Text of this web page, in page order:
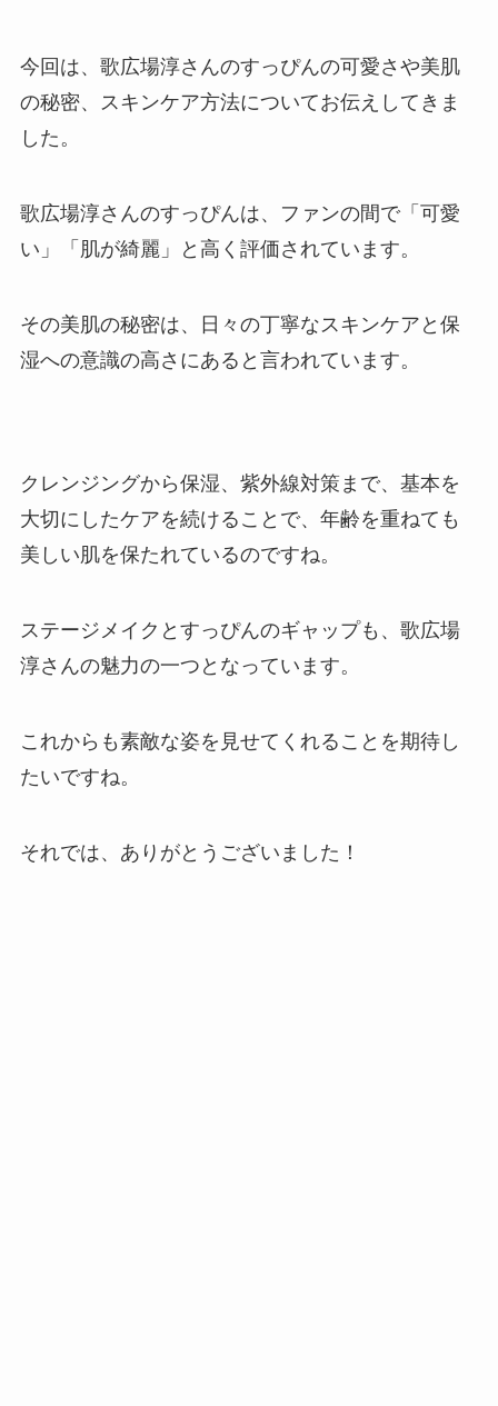
今回は、歌広場淳さんのすっぴんの可愛さや美肌
の秘密、スキンケア方法についてお伝えしてきま
した。
歌広場淳さんのすっぴんは、ファンの間で「可愛
い」「肌が綺麗」と高く評価されています。
その美肌の秘密は、日々の丁寧なスキンケアと保
湿への意識の高さにあると言われています。
クレンジングから保湿、紫外線対策まで、基本を
大切にしたケアを続けることで、年齢を重ねても
美しい肌を保たれているのですね。
ステージメイクとすっぴんのギャップも、歌広場
淳さんの魅力の一つとなっています。
これからも素敵な姿を見せてくれることを期待し
たいですね。
それでは、ありがとうございました！